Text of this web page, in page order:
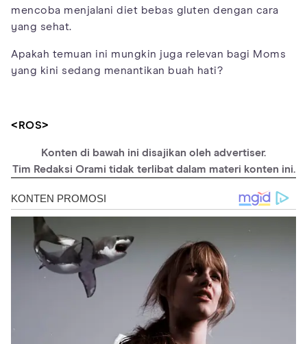
mencoba menjalani diet bebas gluten dengan cara
yang sehat.
Apakah temuan ini mungkin juga relevan bagi Moms
yang kini sedang menantikan buah hati?
<ROS>
Konten di bawah ini disajikan oleh advertiser.
Tim Redaksi Orami tidak terlibat dalam materi konten ini.